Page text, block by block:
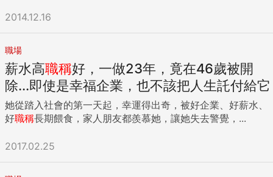
階段為止，一路都會快速向上。這股升遷的速度總有一天會面
臨停滯，這種職涯高原又被稱為「升遷停滯」。 既然所有人都
不可能永遠不斷晉升，因此只要是上班族，每個人都可能會遭
遇升遷停滯。 這應該是再明白不過的事實，然而，為什麼升遷
停滯會成為中高齡上班族憂鬱的間接原因呢？很有可能就是
「對職位懷有執念」的緣故。一心只把「升遷」當成成長指標
的人，一旦踏入升遷停滯期，就會迷失成長的方向。 這種看不
到將來職涯路的心理狀態，也稱為「職涯迷霧」。迷霧過度清
晰或濃密不散，都會衍生出問題。也就是說，職涯會因為「迷
霧」的狀況而迷失方向。對於中高齡上班族來說，甚至會因為
遭遇職涯迷霧，因此陷入停滯的狀態。 越是執迷於「職位」的
人，越容易感覺到停滯 以前還是上班族的時候，曾經有人告訴
2014.12.16
職場
薪水高職稱好，一做23年，竟在46歲被開
除...即使是幸福企業，也不該把人生託付給它
她從踏入社會的第一天起，幸運得出奇，被好企業、好薪水、
好職稱長期餵食，家人朋友都羨慕她，讓她失去警覺，...
2017.02.25